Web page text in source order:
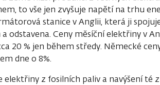
to vše jen zvyšuje napětí na trhu
stanice v Anglii, která ji spojuje
odstavena. Ceny měsíční elektřiny v
20 % jen během středy. Německé
dne o 8%.
elektřiny z fosilních paliv a navýšení té